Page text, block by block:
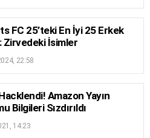
FC 25’teki En İyi 25 Erkek
Zirvedeki İsimler
22:58
Amazon Yayın
Bilgileri Sızdırıldı
14:23